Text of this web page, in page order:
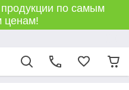
по самым
ценам!